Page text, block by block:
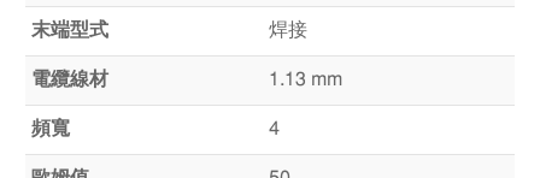
末端型式 焊接
電纜線材 1.13 mm
頻寬 4